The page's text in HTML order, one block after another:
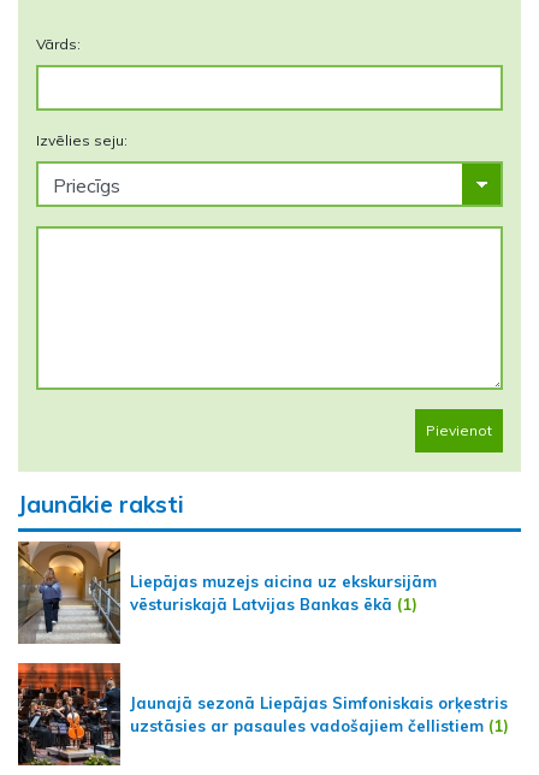
Vārds:
Izvēlies seju:
Pievienot
Jaunākie raksti
Liepājas muzejs aicina uz ekskursijām
vēsturiskajā Latvijas Bankas ēkā (1)
Jaunajā sezonā Liepājas Simfoniskais orķestris
uzstāsies ar pasaules vadošajiem čellistiem (1)